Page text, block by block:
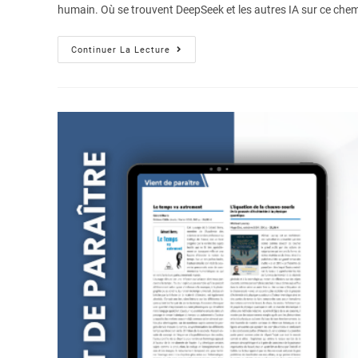
humain. Où se trouvent DeepSeek et les autres IA sur ce
Continuer La Lecture